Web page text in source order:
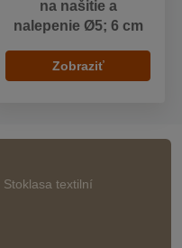
na našitie a
nalepenie Ø5; 6 cm
Zobraziť
Stoklasa textilní